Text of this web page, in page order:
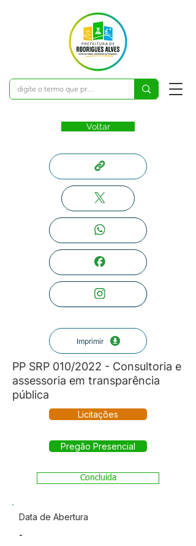
Voltar
Imprimir
PP SRP 010/2022 - Consultoria e
assessoria em transparência
pública
Licitações
Pregão Presencial
Concluída
Data de Abertura
-